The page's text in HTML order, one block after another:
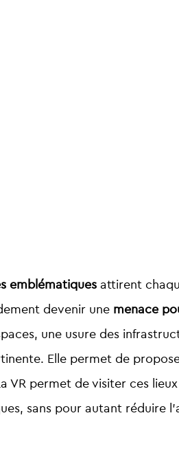
emblématiques attirent
devenir une menace
une usure des
Elle permet de
VR permet de visiter ces
sans pour autant réduire